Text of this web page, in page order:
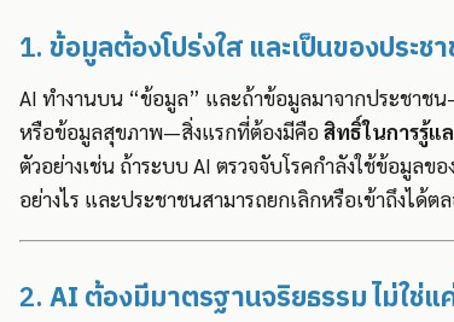
1. ข้อมูลต้องโปร่งใส และเป็นของประช
AI ทำงานบน “ข้อมูล” และถ้าข้อมูลมาจากประชาช
หรือข้อมูลสุขภาพ—สิ่งแรกที่ต้องมีคือสิทธิ์ในการรู้แ
ตัวอย่างเช่น ถ้าระบบ AI ตรวจจับโรคกำลังใช้ข้อมูลข
อย่างไร และประชาชนสามารถยกเลิกหรือเข้าถึงได้ต
2.AI ต้องมีมาตรฐานจริยธรรม ไม่ใช่แ